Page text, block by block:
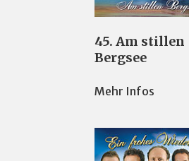
45. Am stillen
Bergsee
Mehr Infos